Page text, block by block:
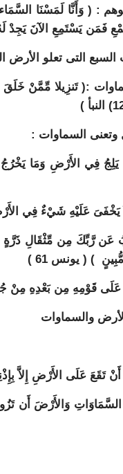
: ( وَأَنَّا لَمَسْنَا
فَمَن يَسْتَمِعِ الآنَ يَجِدْ لَهُ
مَا يَلِجُ فِي الأَرْضِ وَمَا
يَعْزُبُ عَن رَّبِّكَ مِن مِّثْقَالِ
) ( يونس 61 )
والسماوات
وَالأَرْضَ أَن